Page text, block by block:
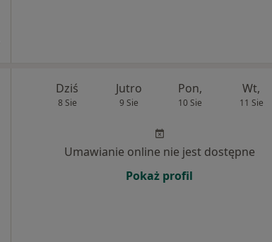
Dziś
8 Sie
Jutro
9 Sie
Pon,
10 Sie
Wt,
11 Sie
Umawianie online nie jest dostępne
Pokaż profil